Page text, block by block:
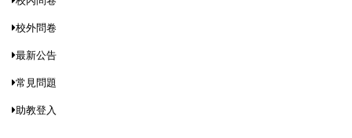
校外問卷
最新公告
常見問題
助教登入